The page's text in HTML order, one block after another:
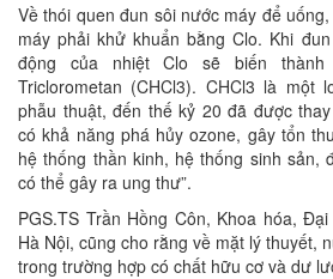
Về thói quen đun sôi nước máy để
máy phải khử khuẩn bằng Clo. Khi
động của nhiệt Clo sẽ biến
Triclorometan (CHCl3). CHCl3 là một
phẫu thuật, đến thế kỷ 20 đã được
có khả năng phá hủy ozone, gây tổn
hệ thống thần kinh, hệ thống sinh sản,
có thể gây ra ung thư”.
PGS.TS Trần Hồng Côn, Khoa hóa,
Hà Nội, cũng cho rằng về mặt lý thuyết,
trong trường hợp có chất hữu cơ và dư